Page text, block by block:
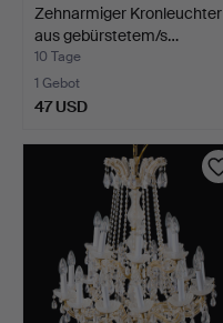
Zehnarmiger Kronleuchter
aus gebürstetem/s…
10 Tage
1 Gebot
47 USD